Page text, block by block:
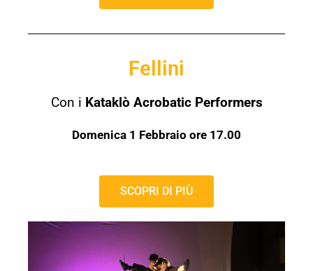
Fellini
Con i Kataklò Acrobatic Performers
Domenica 1 Febbraio ore 17.00
SCOPRI DI PIÙ